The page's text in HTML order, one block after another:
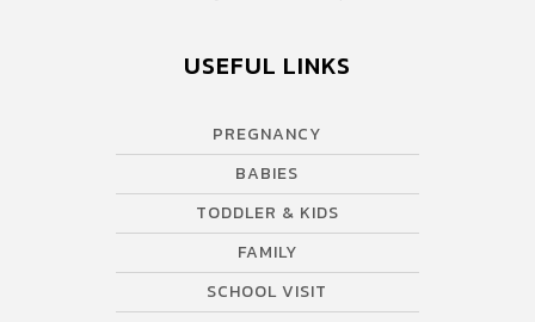
USEFUL LINKS
PREGNANCY
BABIES
TODDLER & KIDS
FAMILY
SCHOOL VISIT